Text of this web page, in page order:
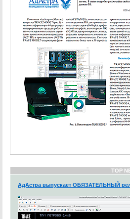
TOP
АдАстра выпускает ОБЯЗАТЕЛЬНЫЙ